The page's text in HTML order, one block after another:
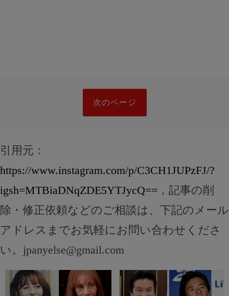
次のページ
引用元：
https://www.instagram.com/p/C3CH1JUPzFJ/?
igsh=MTBiaDNqZDE5YTJycQ== ，記事の削
除・修正依頼などのご相談は、下記のメール
アドレスまでお気軽にお問い合わせくださ
い。 jpanyelse@gmail.com